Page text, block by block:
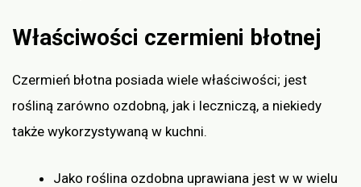
Właściwości czermieni błotnej
Czermień błotna posiada wiele właściwości; jest
rośliną zarówno ozdobną, jak i leczniczą, a niekiedy
także wykorzystywaną w kuchni.
Jako roślina ozdobna uprawiana jest w w wielu